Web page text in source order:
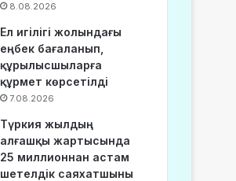
8.08.2026
Ел игілігі жолындағы
еңбек бағаланып,
құрылысшыларға
құрмет көрсетілді
7.08.2026
Түркия жылдың
алғашқы жартысында
25 миллионнан астам
шетелдік саяхатшыны